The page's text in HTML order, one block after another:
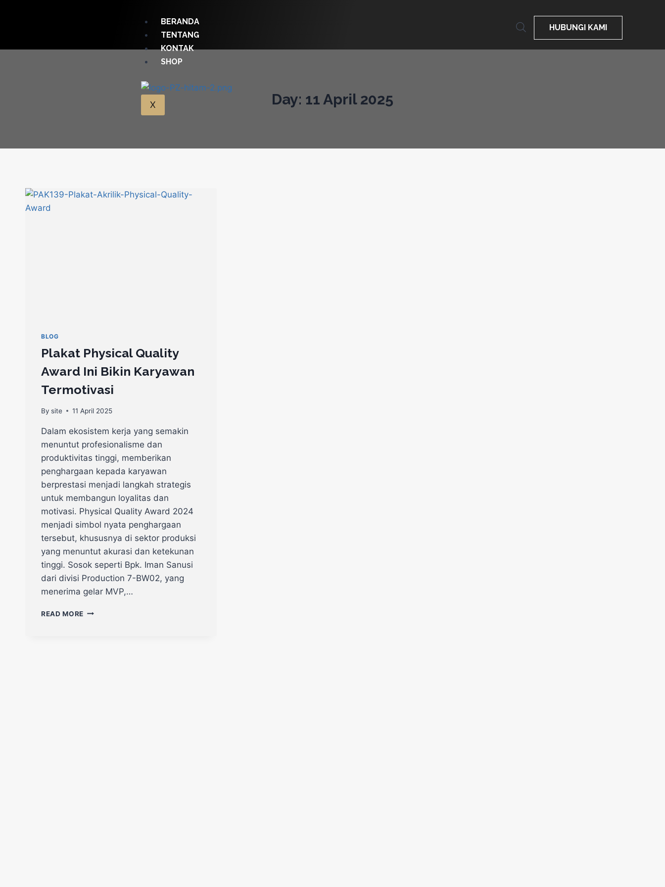
BERANDA
TENTANG
KONTAK
SHOP
X
HUBUNGI KAMI
Day: 11 April 2025
BLOG
Plakat Physical Quality
Award Ini Bikin Karyawan
Termotivasi
By site 11 April 2025
Dalam ekosistem kerja yang semakin
menuntut profesionalisme dan
produktivitas tinggi, memberikan
penghargaan kepada karyawan
berprestasi menjadi langkah strategis
untuk membangun loyalitas dan
motivasi. Physical Quality Award 2024
menjadi simbol nyata penghargaan
tersebut, khususnya di sektor produksi
yang menuntut akurasi dan ketekunan
tinggi. Sosok seperti Bpk. Iman Sanusi
dari divisi Production 7-BW02, yang
menerima gelar MVP,…
READ MORE